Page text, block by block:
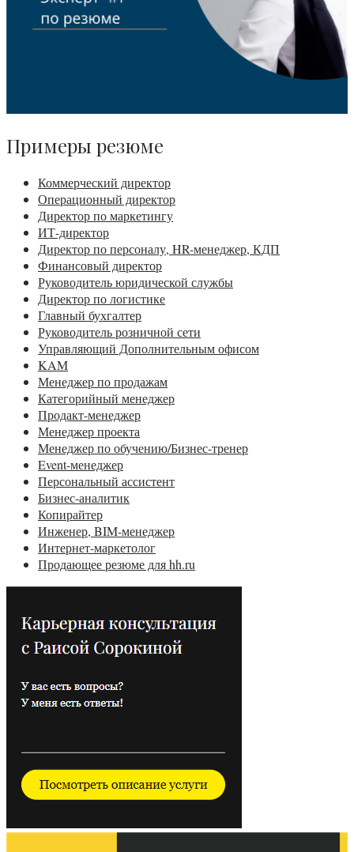
Примеры резюме
Коммерческий директор
Операционный директор
Директор по маркетингу
ИТ-директор
Директор по персоналу, HR-менеджер, КДП
Финансовый директор
Руководитель юридической службы
Директор по логистике
Главный бухгалтер
Руководитель розничной сети
Управляющий Дополнительным офисом
KAM
Менеджер по продажам
Категорийный менеджер
Продакт-менеджер
Менеджер проекта
Менеджер по обучению/Бизнес-тренер
Event-менеджер
Персональный ассистент
Бизнес-аналитик
Копирайтер
Инженер, BIM-менеджер
Интернет-маркетолог
Продающее резюме для hh.ru